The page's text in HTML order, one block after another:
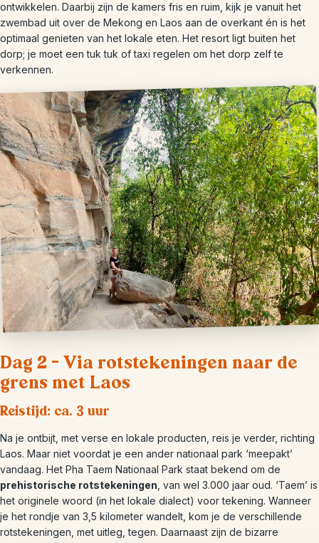
ontwikkelen. Daarbij zijn de kamers fris en ruim, kijk je vanuit het
zwembad uit over de Mekong en Laos aan de overkant én is het
optimaal genieten van het lokale eten. Het resort ligt buiten het
dorp; je moet een tuk tuk of taxi regelen om het dorp zelf te
verkennen.
Dag 2 – Via rotstekeningen naar de
grens met Laos
Reistijd: ca. 3 uur
Na je ontbijt, met verse en lokale producten, reis je verder, richting
Laos. Maar niet voordat je een ander nationaal park ‘meepakt’
vandaag. Het Pha Taem Nationaal Park staat bekend om de
prehistorische rotstekeningen , van wel 3.000 jaar oud. ‘Taem’ is
het originele woord (in het lokale dialect) voor tekening. Wanneer
je het rondje van 3,5 kilometer wandelt, kom je de verschillende
rotstekeningen, met uitleg, tegen. Daarnaast zijn de bizarre